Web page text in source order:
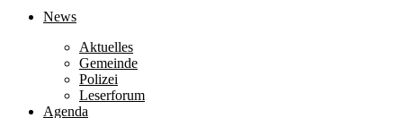
News
Aktuelles
Gemeinde
Polizei
Leserforum
Agenda